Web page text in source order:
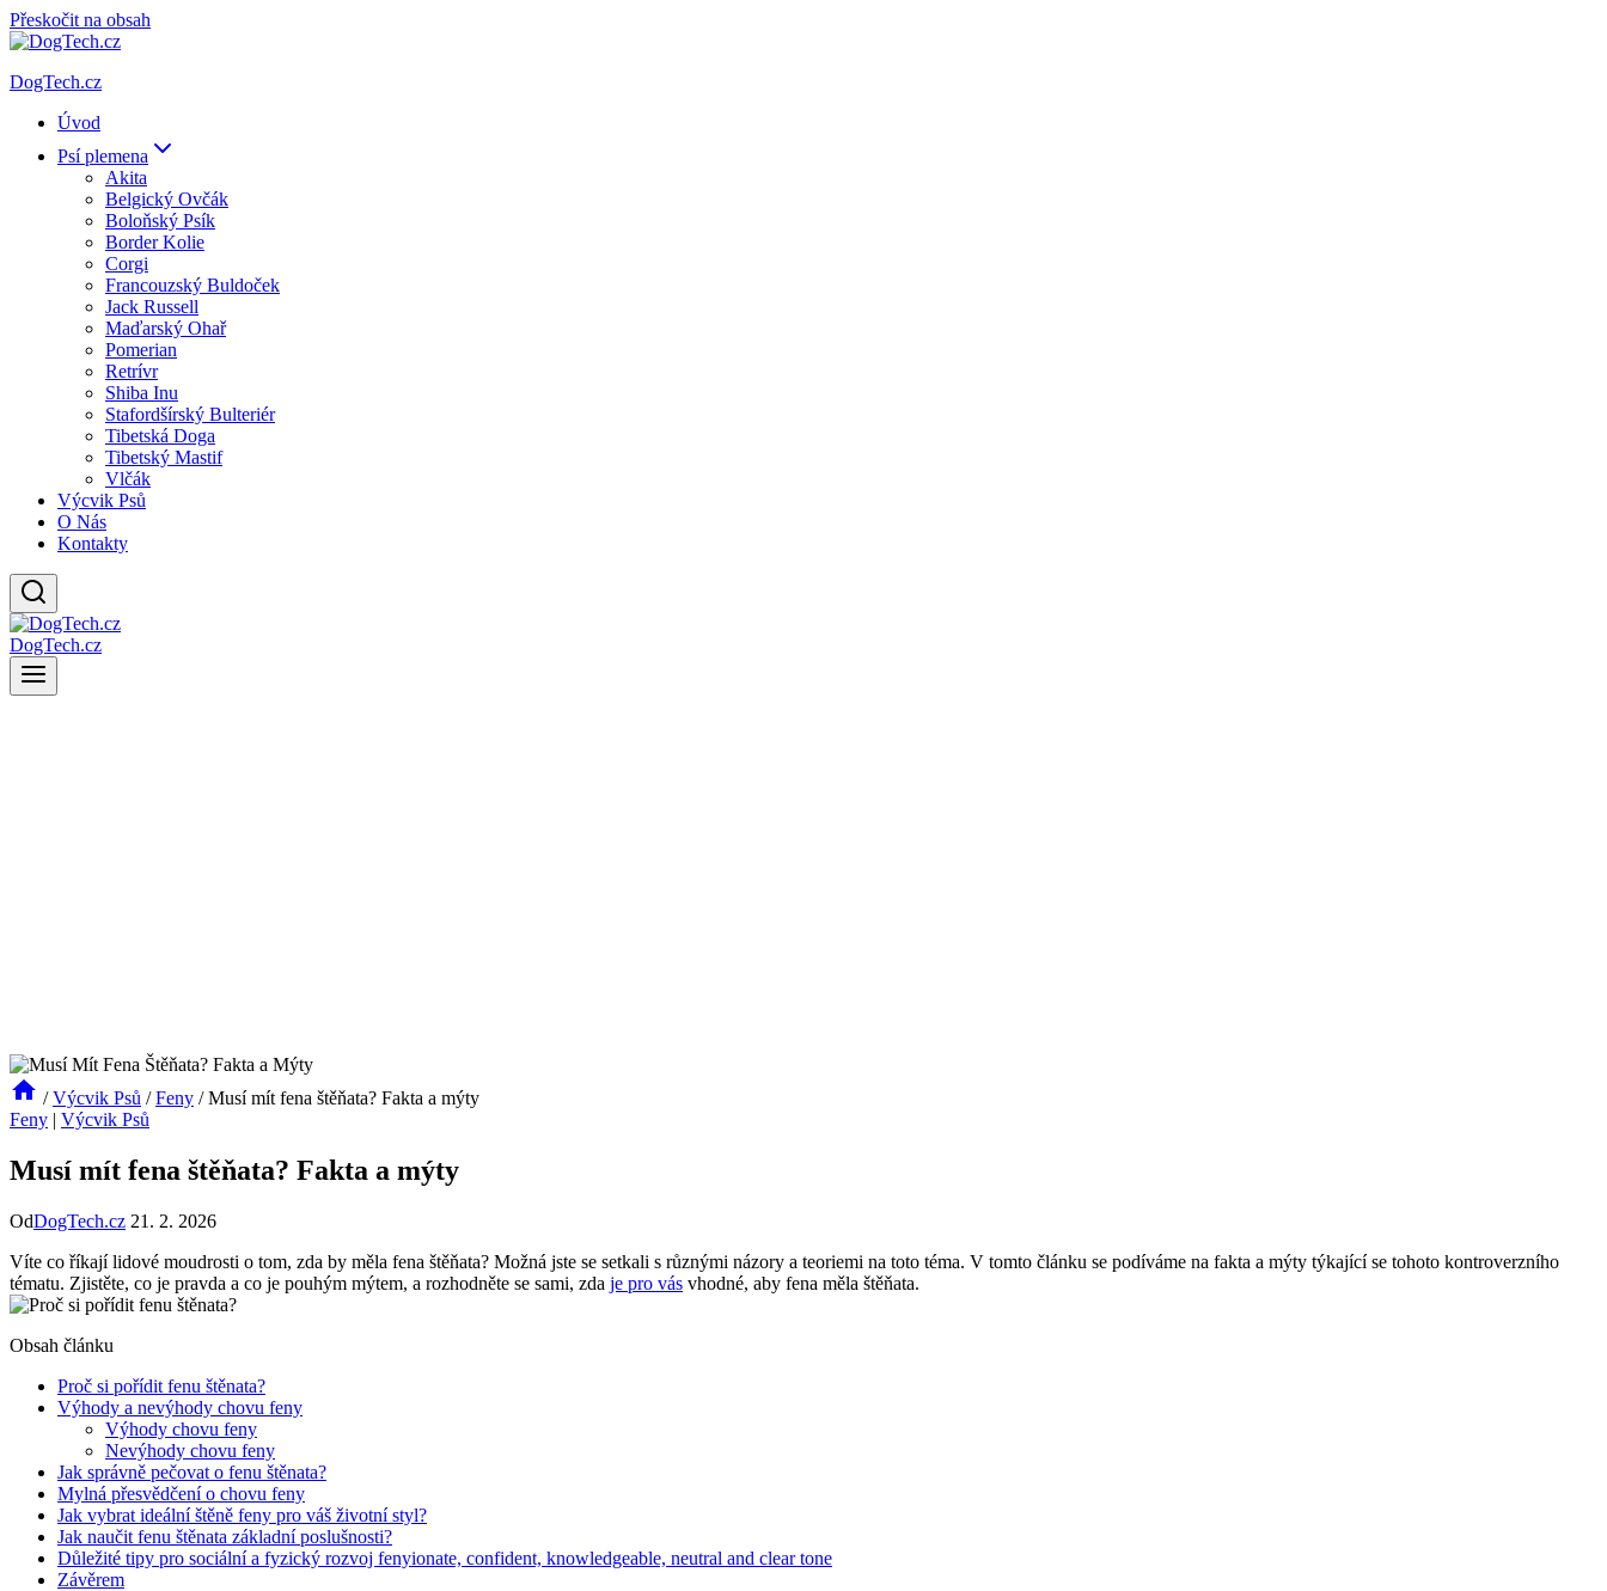
Přeskočit na obsah
DogTech.cz
Úvod
Psí plemena
Akita
Belgický Ovčák
Boloňský Psík
Border Kolie
Corgi
Francouzský Buldoček
Jack Russell
Maďarský Ohař
Pomerian
Retrívr
Shiba Inu
Stafordšírský Bulteriér
Tibetská Doga
Tibetský Mastif
Vlčák
Výcvik Psů
O Nás
Kontakty
DogTech.cz
/ Výcvik Psů / Feny / Musí mít fena štěňata? Fakta a mýty
Feny | Výcvik Psů
Musí mít fena štěňata? Fakta a mýty
OdDogTech.cz 21. 2. 2026
Víte co říkají lidové moudrosti o tom, zda by ⁣měla fena štěňata? Možná jste ⁤se setkali s různými názory a⁣ teoriemi ‍na ⁣toto téma. V tomto článku se podíváme na fakta a mýty týkající se tohoto kontroverzního
tématu. Zjistěte, co‍ je ‌pravda a ⁢co ⁣je⁢ pouhým mýtem, a rozhodněte‍ se sami, zda ‌ je pro vás ⁣vhodné, aby fena měla štěňata.
Obsah článku
Proč⁢ si pořídit fenu štěnata?
Výhody a nevýhody ⁤chovu feny
Výhody chovu feny
Nevýhody⁣ chovu ​feny
Jak správně pečovat o ⁢fenu štěnata?
Mylná přesvědčení o chovu feny
Jak vybrat ideální⁢ štěně feny pro váš životní styl?
Jak naučit fenu štěnata základní ⁢poslušnosti?
Důležité tipy pro sociální a fyzický ‌rozvoj ​fenyionate, confident, knowledgeable, neutral ⁤and clear tone
Závěrem